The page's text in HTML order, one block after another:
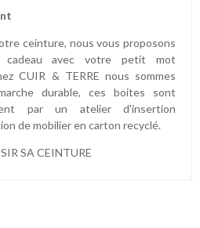
ceinture, nous vous proposons
avec votre petit mot
CUIR & TERRE nous sommes
durable, ces boites sont
par un atelier d'insertion
de mobilier en carton recyclé.
SA CEINTURE